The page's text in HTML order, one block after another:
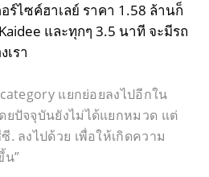
ร์ไซค์ฮาเลย์ ราคา 1.58 ล้านก็
และทุกๆ 3.5 นาที จะมีรถ
รา
category แยกย่อยลงไปอีกใน
ยปัจจุบันยังไม่ได้แยกหมวด แต่
ลงไปด้วย เพื่อให้เกิดความ
น”